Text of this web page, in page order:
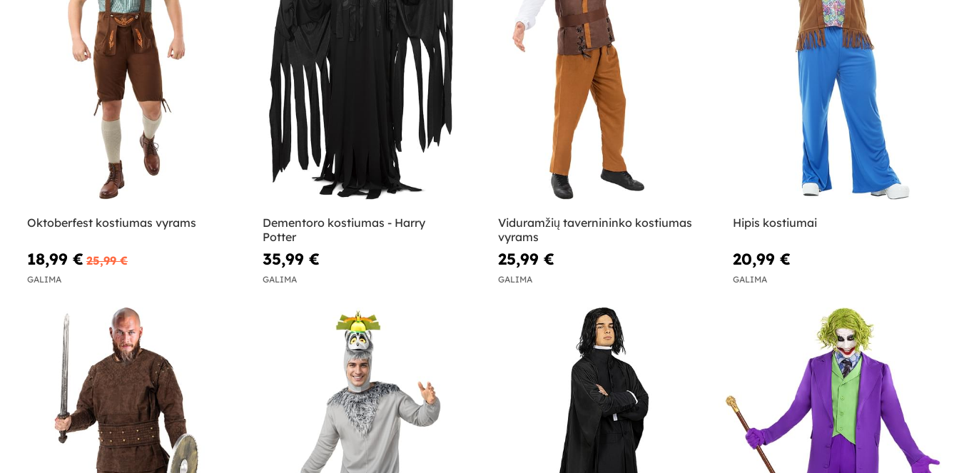
Oktoberfest kostiumas vyrams
18,99 € 25,99 €
GALIMA
Dementoro kostiumas - Harry
Potter
35,99 €
GALIMA
Viduramžių tavernininko kostiumas
vyrams
25,99 €
GALIMA
Hipis kostiumai
20,99 €
GALIMA